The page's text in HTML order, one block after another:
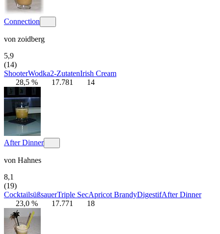
Connection
von zoidberg
5,9
(14)
ShooterWodka2-ZutatenIrish Cream
28,5 %
17.781 14
After Dinner
von Hahnes
8,1
(19)
CocktailsüßsauerTriple SecApricot BrandyDigestifAfter Dinner
23,0 %
17.771 18